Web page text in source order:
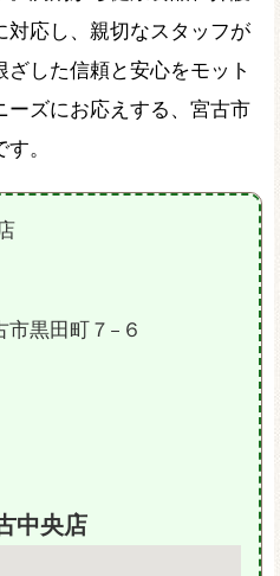
対応し、親切なスタッフが
した信頼と安心をモット
ーズにお応えする、宮古市
。
黒田町７−６
中央店